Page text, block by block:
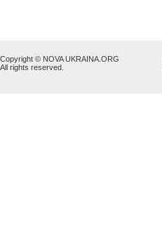
Copyright © NOVA UKRAINA.ORG
All rights reserved.